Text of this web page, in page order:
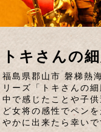
トキさんの
福島県郡山市 磐梯熱
リーズ「トキさんの
中で感じたことや子
ど女将の感性でペン
やかに出来たら幸いで